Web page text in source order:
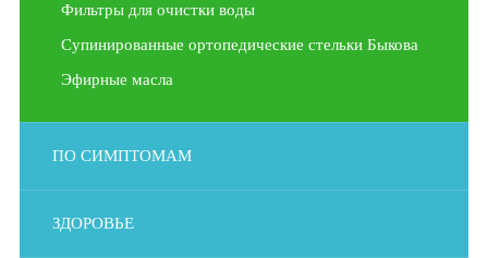
Фильтры для очистки воды
Супинированные ортопедические стельки Быкова
Эфирные масла
ПО СИМПТОМАМ
ЗДОРОВЬЕ